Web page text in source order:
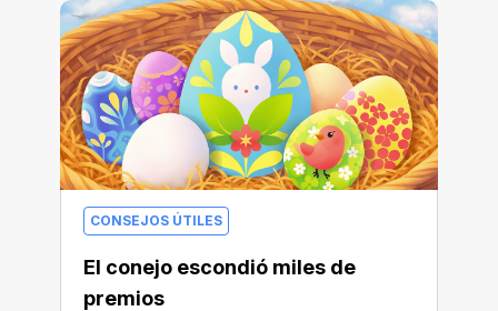
CONSEJOS ÚTILES
El conejo escondió miles de
premios